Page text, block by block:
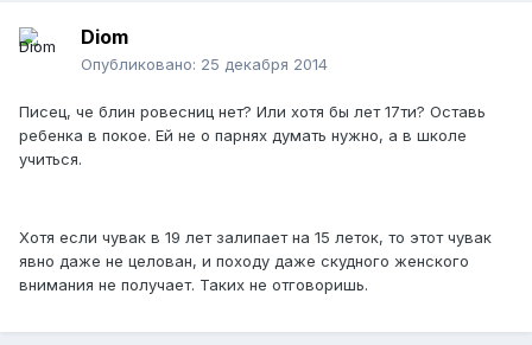
Diom
Опубликовано: 25 декабря 2014
Писец, че блин ровесниц нет? Или хотя бы лет 17ти? Оставь
ребенка в покое. Ей не о парнях думать нужно, а в школе
учиться.
Хотя если чувак в 19 лет залипает на 15 леток, то этот чувак
явно даже не целован, и походу даже скудного женского
внимания не получает. Таких не отговоришь.